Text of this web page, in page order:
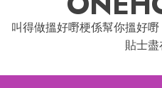
叫得做搵好嘢梗係幫你搵好
貼士盡